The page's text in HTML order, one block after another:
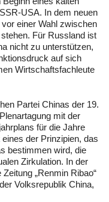
USA. In dem neuen
einer Wahl zwischen
Für Russland ist
nicht zu unterstützen,
auf sich
Wirtschaftsfachleute
Partei Chinas der 19.
mit der
für die Jahre
der Prinzipien, das
bestimmen wird, die
Zirkulation. In der
„Renmin Ribao“
Volksrepublik China,